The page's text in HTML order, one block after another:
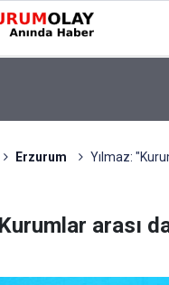
Erzurum
Yılmaz:
arası